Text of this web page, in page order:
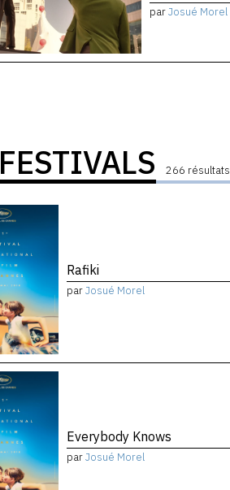
parJosué Morel
FESTIVALS 266 résultats
Rafiki
parJosué Morel
Everybody Knows
parJosué Morel